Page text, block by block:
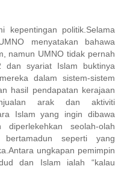
kepentingan politik.Selama
menyatakan bahawa
namun UMNO tidak pernah
dan syariat Islam buktinya
dalam sistem-sistem
hasil pendapatan kerajaan
arak dan aktiviti
Islam yang ingin dibawa
seolah-olah
seperti yang
ungkapan pemimpin
dan Islam ialah “kalau